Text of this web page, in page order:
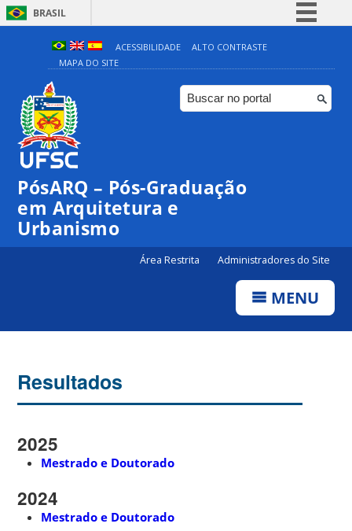
BRASIL
Simplifique!
Comunica BR
Participe
ACESSIBILIDADE
ALTO CONTRASTE
MAPA DO SITE
PósARQ – Pós-Graduação
em Arquitetura e
Urbanismo
Área Restrita Administradores do Site
MENU
Resultados
2025
Mestrado e Doutorado
2024
Mestrado e Doutorado